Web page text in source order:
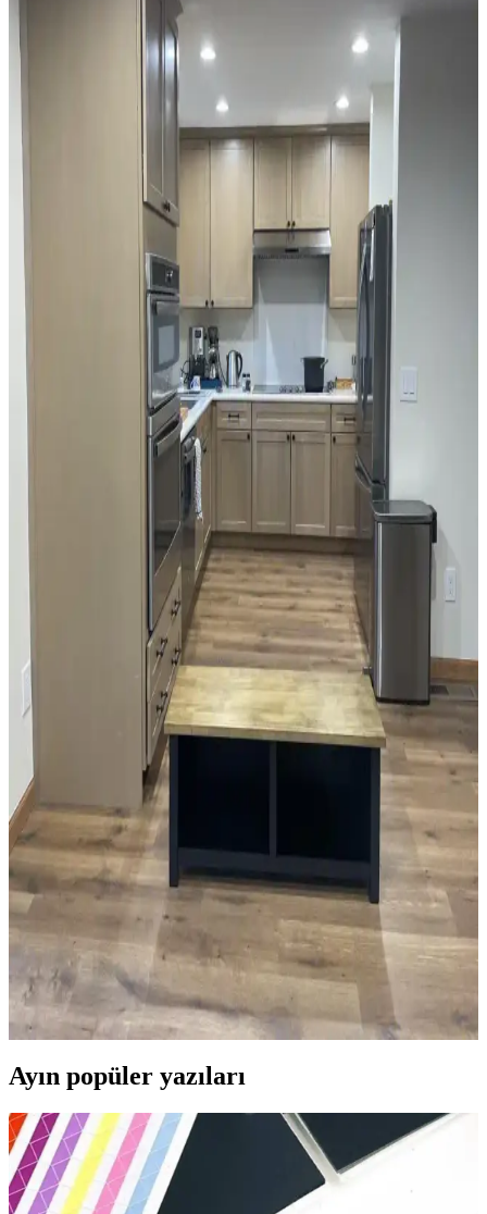
Mutfak köşenizi düzenlerken gereksiz eşyalardan kurtulmak,
bitkileri doğru konumlandırmak ve askı sistemleri kullanmak
işlevsellik ve estetik sağlar. Alanı işlevsel gruplarla düzenlemek
Mutfak Tezgah Arkası Seçiminde Renk, Stil ve
Fonksiyonellik Dengesi
Mutfak tezgah arkası seçiminde gri dolapların alt tonları, renk
uyumu, desen seçimi ve malzeme fonksiyonelliği önem taşır.
Mermer, cam ve taş malzemeler estetik ve dayanıklılık açısından
Mutfak Tezgah Arkası Seçiminde Granit ve Seramik
Karoların Estetik ve İşlevsel Karşılaştırması
Mutfak tezgah arkası seçiminde granit ve seramik karoların estetik
ve işlevsel avantajları karşılaştırılıyor. Tasarımda denge, renk uyumu
ve uzun vadeli kullanım ön planda tutuluyor.
Mutfak Pencereleri İçin Fonksiyonel ve Estetik
Perde Seçenekleri ve Montaj Yöntemleri
Mutfak pencerelerinin tasarımına uygun perde seçimi, ışık kontrolü
ve kullanım kolaylığı sağlar. Roman storlar, kafe perdeleri ve entegre
sistemler, estetik ve fonksiyonel çözümler sunar.
Mutfak Dolapları İçin Uygun Boya Rengi Seçimi ve
Uygulama İpuçları
Mutfak dolapları için renk seçimi, yüzey hazırlığı ve boya uygulama
teknikleri detaylıca ele alınmıştır. Mekanın ışık ve renk uyumu göz
önünde bulundurularak, dayanıklı ve estetik sonuçlar için öneriler
sunulmaktadır.
Siyah, Gri ve Beyaz Granit Tezgahlarla Uyumlu
Dolap Boya Renkleri ve Dekorasyon Önerileri
Siyah, gri ve beyaz granit tezgahlarla uyumlu dolap renkleri beyaz,
yumuşak yeşil ve koyu tonlar arasında değişir. Doğru boya ve
dekorasyonla mutfak estetik ve fonksiyonel hale gelir.
Küçük Mutfaklarda Tezgah Alanını Artırmaya
Yönelik Pratik Mobilya ve Düzenleme Çözümleri
Küçük mutfaklarda tezgah alanı yetersizliği, hareketli tezgahlar,
duvara monte raflar ve işlevsel dolaplarla aşılabilir. Doğru
düzenleme mutfak işlevselliğini artırır ve alanı verimli kullanmayı
sağlar.
Ayın popüler yazıları